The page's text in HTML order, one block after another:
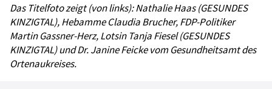
Das Titelfoto zeigt (von links): Nathalie Haas (GESUNDES
KINZIGTAL), Hebamme Claudia Brucher, FDP-Politiker
Martin Gassner-Herz, Lotsin Tanja Fiesel (GESUNDES
KINZIGTAL) und Dr. Janine Feicke vom Gesundheitsamt des
Ortenaukreises.